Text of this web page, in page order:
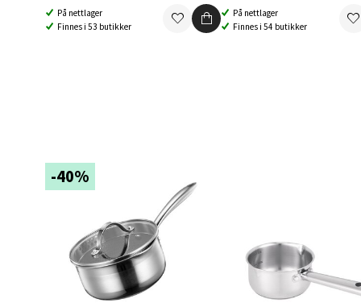
På nettlager
Finnes i 53 butikker
På nettlager
Finnes i 54 butikker
-40%
Åpent